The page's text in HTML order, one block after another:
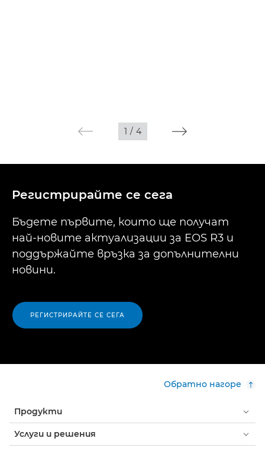
1 / 4
Регистрирайте се сега
Бъдете първите, които ще получат
най-новите актуализации за EOS R3 и
поддържайте връзка за допълнителни
новини.
РЕГИСТРИРАЙТЕ СЕ СЕГА
Обратно нагоре
Продукти
Услуги и решения